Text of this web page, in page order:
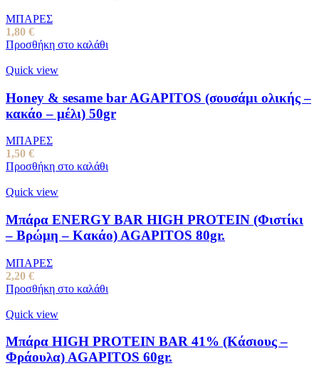
ΜΠΑΡΕΣ
1,80 €
Προσθήκη στο καλάθι
Quick view
Honey & sesame bar AGAPITOS (σουσάμι ολικής –
κακάο – μέλι) 50gr
ΜΠΑΡΕΣ
1,50 €
Προσθήκη στο καλάθι
Quick view
Μπάρα ENERGY BAR HIGH PROTEIN (Φιστίκι
– Βρώμη – Κακάο) AGAPITOS 80gr.
ΜΠΑΡΕΣ
2,20 €
Προσθήκη στο καλάθι
Quick view
Μπάρα HIGH PROTEIN BAR 41% (Κάσιους –
Φράουλα) AGAPITOS 60gr.